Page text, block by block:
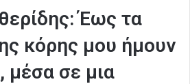
Έως τα
κόρης μου ήμουν
μέσα σε μια